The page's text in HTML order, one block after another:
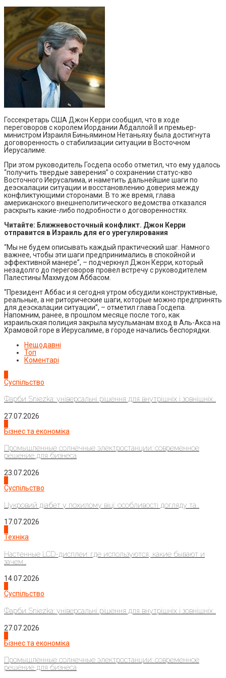
Госсекретарь США Джон Керри сообщил, что в ходе
переговоров с королем Иордании Абдаллой II и премьер-
министром Израиля Биньямином Нетаньяху была достигнута
договоренность о стабилизации ситуации в Восточном
Иерусалиме.
При этом руководитель Госдепа особо отметил, что ему удалось
“получить твердые заверения” о сохранении статус-кво
Восточного Иерусалима, и наметить дальнейшие шаги по
деэскалации ситуации и восстановлению доверия между
конфликтующими сторонами. В то же время, глава
американского внешнеполитического ведомства отказался
раскрыть какие-либо подробности о договоренностях.
Читайте: Ближневосточный конфликт. Джон Керри
отправится в Израиль для его урегулирования
“Мы не будем описывать каждый практический шаг. Намного
важнее, чтобы эти шаги предпринимались в спокойной и
эффективной манере”, – подчеркнул Джон Керри, который
незадолго до переговоров провел встречу с руководителем
Палестины Махмудом Аббасом.
“Президент Аббас и я сегодня утром обсудили конструктивные,
реальные, а не риторические шаги, которые можно предпринять
для деэскалации ситуации”, – отметил глава Госдепа.
Напомним, ранее, в прошлом месяце после того, как
израильская полиция закрыла мусульманам вход в Аль-Акса на
Храмовой горе в Иерусалиме, в городе начались беспорядки.
Нещодавні
Топ
Коментарі
Суспільство
Фарби Sniezka: універсальні рішення для внутрішніх і зовнішніх...
27.07.2026
Бізнес та економіка
Промышленные солнечные электростанции: современное
решение для бизнеса
23.07.2026
Суспільство
Цукровий діабет у похилому віці: особливості догляду та...
17.07.2026
Техніка
Настенные LCD-дисплеи: где используются, какие бывают и
зачем...
14.07.2026
Суспільство
Фарби Sniezka: універсальні рішення для внутрішніх і зовнішніх...
27.07.2026
Бізнес та економіка
Промышленные солнечные электростанции: современное
решение для бизнеса